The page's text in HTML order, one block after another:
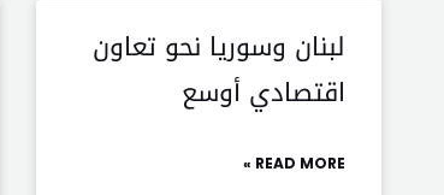
لبنان وسوريا نحو تعاون
اقتصادي أوسع
READ MORE »